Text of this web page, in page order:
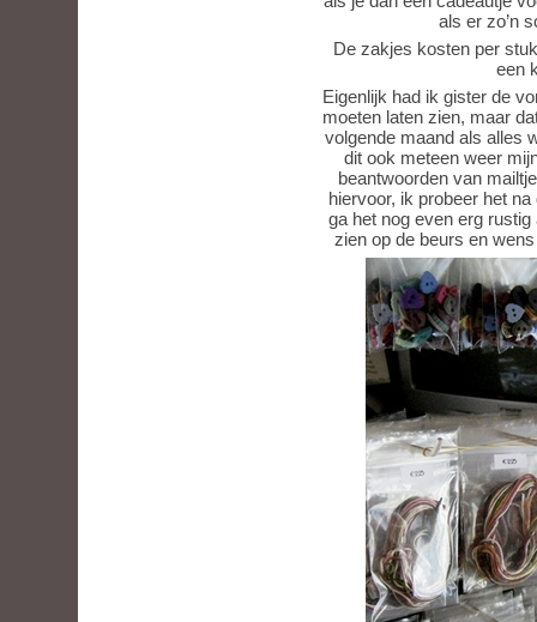
als er zo’n
De zakjes kosten per
een
Eigenlijk had ik gister de
moeten laten zien, maar
volgende maand als alles
dit ook meteen weer
beantwoorden van
hiervoor, ik probeer het
ga het nog even erg
zien op de beurs en